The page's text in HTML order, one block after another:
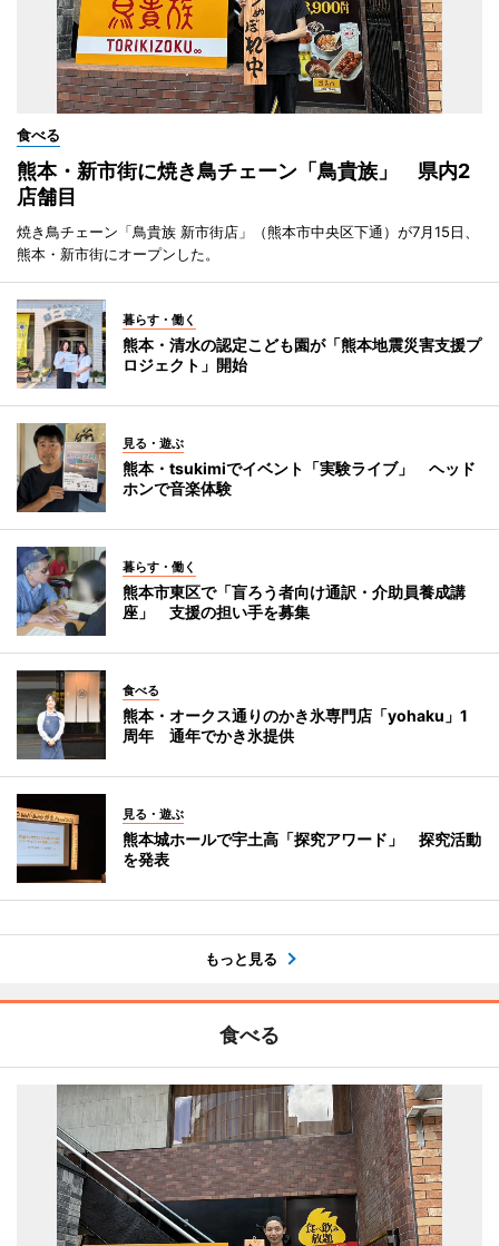
食べる
熊本・新市街に焼き鳥チェーン「鳥貴族」 県内2
店舗目
焼き鳥チェーン「鳥貴族 新市街店」（熊本市中央区下通）が7月15日、
熊本・新市街にオープンした。
暮らす・働く
熊本・清水の認定こども園が「熊本地震災害支援プ
ロジェクト」開始
見る・遊ぶ
熊本・tsukimiでイベント「実験ライブ」 ヘッド
ホンで音楽体験
暮らす・働く
熊本市東区で「盲ろう者向け通訳・介助員養成講
座」 支援の担い手を募集
食べる
熊本・オークス通りのかき氷専門店「yohaku」1
周年 通年でかき氷提供
見る・遊ぶ
熊本城ホールで宇土高「探究アワード」 探究活動
を発表
もっと見る
食べる